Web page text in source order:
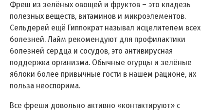
Фреш из зелёных овощей и фруктов – это кладезь
полезных веществ, витаминов и микроэлементов.
Сельдерей ещё Гиппократ называл исцелителем всех
болезней. Лайм рекомендуют для профилактики
болезней сердца и сосудов, это антивирусная
поддержка организма. Обычные огурцы и зелёные
яблоки более привычные гости в нашем рационе, их
польза неоспорима.
Все фреши довольно активно «контактируют» с